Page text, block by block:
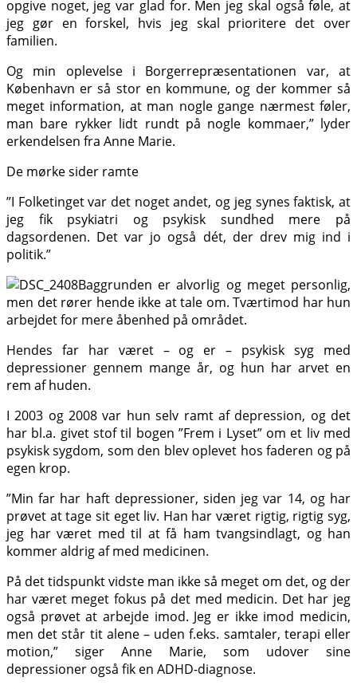
opgive noget, jeg var glad for. Men jeg skal også føle, at
jeg gør en forskel, hvis jeg skal prioritere det over
familien.
Og min oplevelse i Borgerrepræsentationen var, at
København er så stor en kommune, og der kommer så
meget information, at man nogle gange nærmest føler,
man bare rykker lidt rundt på nogle kommaer,” lyder
erkendelsen fra Anne Marie.
De mørke sider ramte
”I Folketinget var det noget andet, og jeg synes faktisk, at
jeg fik psykiatri og psykisk sundhed mere på
dagsordenen. Det var jo også dét, der drev mig ind i
politik.”
Baggrunden er alvorlig og meget personlig,
men det rører hende ikke at tale om. Tværtimod har hun
arbejdet for mere åbenhed på området.
Hendes far har været – og er – psykisk syg med
depressioner gennem mange år, og hun har arvet en
rem af huden.
I 2003 og 2008 var hun selv ramt af depression, og det
har bl.a. givet stof til bogen ”Frem i Lyset” om et liv med
psykisk sygdom, som den blev oplevet hos faderen og på
egen krop.
”Min far har haft depressioner, siden jeg var 14, og har
prøvet at tage sit eget liv. Han har været rigtig, rigtig syg,
jeg har været med til at få ham tvangsindlagt, og han
kommer aldrig af med medicinen.
På det tidspunkt vidste man ikke så meget om det, og der
har været meget fokus på det med medicin. Det har jeg
også prøvet at arbejde imod. Jeg er ikke imod medicin,
men det står tit alene – uden f.eks. samtaler, terapi eller
motion,” siger Anne Marie, som udover sine
depressioner også fik en ADHD-diagnose.